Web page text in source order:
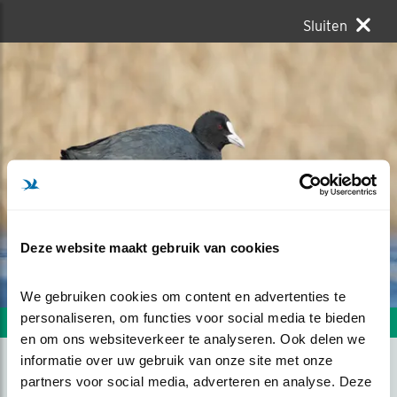
Deze website maakt gebruik van cookies
We gebruiken cookies om content en advertenties te
personaliseren, om functies voor social media te bieden
en om ons websiteverkeer te analyseren. Ook delen we
informatie over uw gebruik van onze site met onze
partners voor social media, adverteren en analyse. Deze
Sluiten
Volgende foto Vorige foto